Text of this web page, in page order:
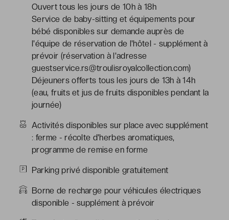
Ouvert tous les jours de 10h à 18h
Service de baby-sitting et équipements pour
bébé disponibles sur demande auprès de
l'équipe de réservation de l'hôtel - supplément à
prévoir (réservation à l'adresse
guestservice.rs@troulisroyalcollection.com)
Déjeuners offerts tous les jours de 13h à 14h
(eau, fruits et jus de fruits disponibles pendant la
journée)
Activités disponibles sur place avec supplément
: ferme - récolte d'herbes aromatiques,
programme de remise en forme
Parking privé disponible gratuitement
Borne de recharge pour véhicules électriques
disponible - supplément à prévoir